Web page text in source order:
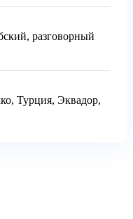
разговорный
Турция, Эквадор,